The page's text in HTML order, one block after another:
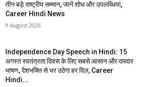
तीन बड़े राष्ट्रीय सम्मान, जानें शोध और उपलब्धियां,
Career Hindi News
9 August 2026
Independence Day Speech in Hindi: 15
अगस्त स्वतंत्रता दिवस के लिए सबसे आसान और दमदार
भाषण, देशभक्ति से भर उठेगा हर दिल, Career
Hindi...